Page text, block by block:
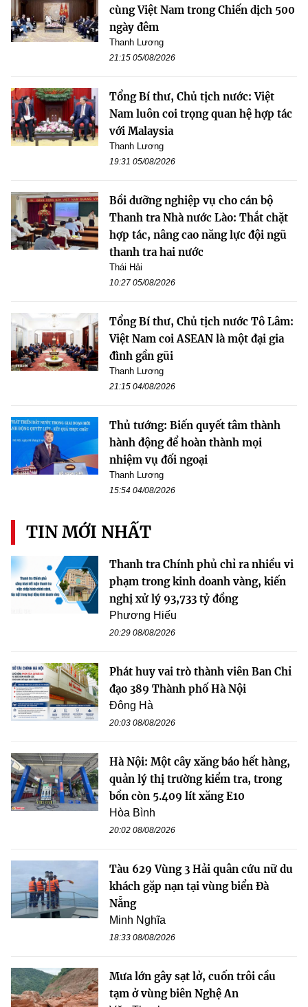
cùng Việt Nam trong Chiến dịch 500
ngày đêm
Thanh Lương
21:15 05/08/2026
Tổng Bí thư, Chủ tịch nước: Việt
Nam luôn coi trọng quan hệ hợp tác
với Malaysia
Thanh Lương
19:31 05/08/2026
Bồi dưỡng nghiệp vụ cho cán bộ
Thanh tra Nhà nước Lào: Thắt chặt
hợp tác, nâng cao năng lực đội ngũ
thanh tra hai nước
Thái Hải
10:27 05/08/2026
Tổng Bí thư, Chủ tịch nước Tô Lâm:
Việt Nam coi ASEAN là một đại gia
đình gần gũi
Thanh Lương
21:15 04/08/2026
Thủ tướng: Biến quyết tâm thành
hành động để hoàn thành mọi
nhiệm vụ đối ngoại
Thanh Lương
15:54 04/08/2026
TIN MỚI NHẤT
Thanh tra Chính phủ chỉ ra nhiều vi
phạm trong kinh doanh vàng, kiến
nghị xử lý 93,733 tỷ đồng
Phương Hiếu
20:29 08/08/2026
Phát huy vai trò thành viên Ban Chỉ
đạo 389 Thành phố Hà Nội
Đông Hà
20:03 08/08/2026
Hà Nội: Một cây xăng báo hết hàng,
quản lý thị trường kiểm tra, trong
bồn còn 5.409 lít xăng E10
Hòa Bình
20:02 08/08/2026
Tàu 629 Vùng 3 Hải quân cứu nữ du
khách gặp nạn tại vùng biển Đà
Nẵng
Minh Nghĩa
18:33 08/08/2026
Mưa lớn gây sạt lở, cuốn trôi cầu
tạm ở vùng biên Nghệ An